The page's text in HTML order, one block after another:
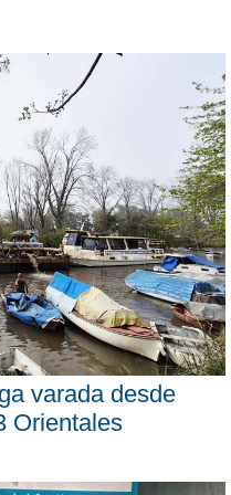
varada desde
Orientales